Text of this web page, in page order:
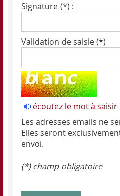
Signature (*) :
Validation de saisie (*)
écoutez le mot à saisir
Les adresses emails ne
Elles seront
envoi.
(*) champ obligatoire